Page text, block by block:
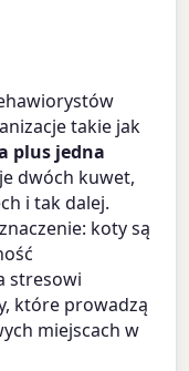
takie jak
plus jedna
dwóch kuwet,
i tak dalej.
koty są
stresowi
które prowadzą
miejscach w